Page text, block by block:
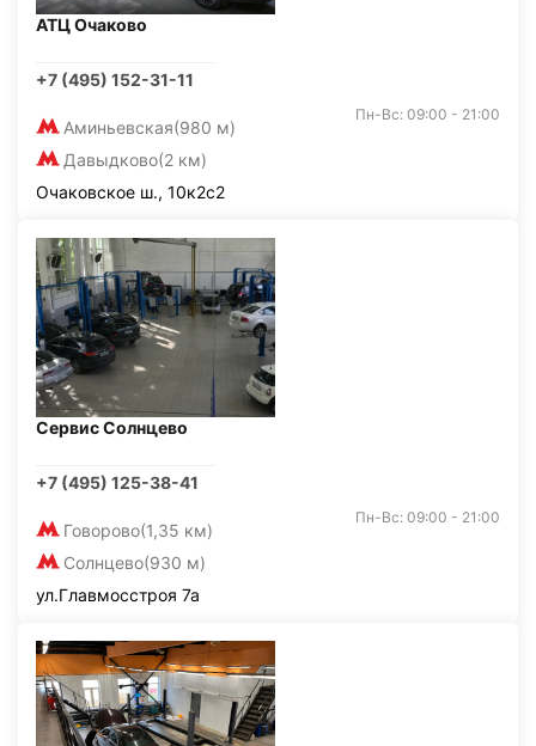
АТЦ Очаково
+7 (495) 152-31-11
Аминьевская(980 м)
Давыдково(2 км)
Пн-Вс: 09:00 - 21:00
Очаковское ш., 10к2с2
Сервис Солнцево
+7 (495) 125-38-41
Говорово(1,35 км)
Солнцево(930 м)
Пн-Вс: 09:00 - 21:00
ул.Главмосстроя 7а